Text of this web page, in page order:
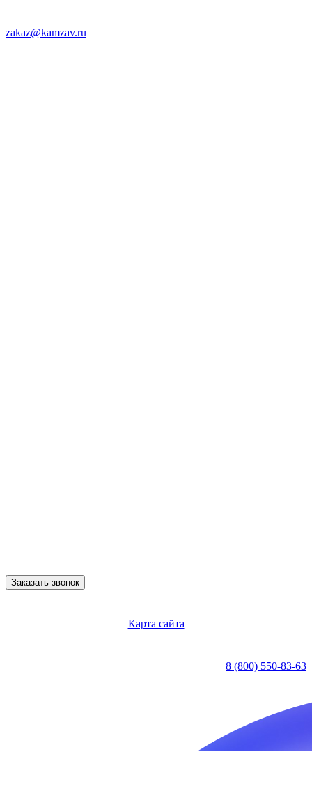
zakaz@kamzav.ru
Заказать звонок
Карта сайта
8 (800) 550-83-63